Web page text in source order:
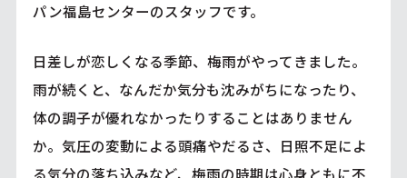
パン福島センターのスタッフです。
日差しが恋しくなる季節、梅雨がやってきました。
雨が続くと、なんだか気分も沈みがちになったり、
体の調子が優れなかったりすることはありません
か。気圧の変動による頭痛やだるさ、日照不足によ
る気分の落ち込みなど、梅雨の時期は心身ともに不